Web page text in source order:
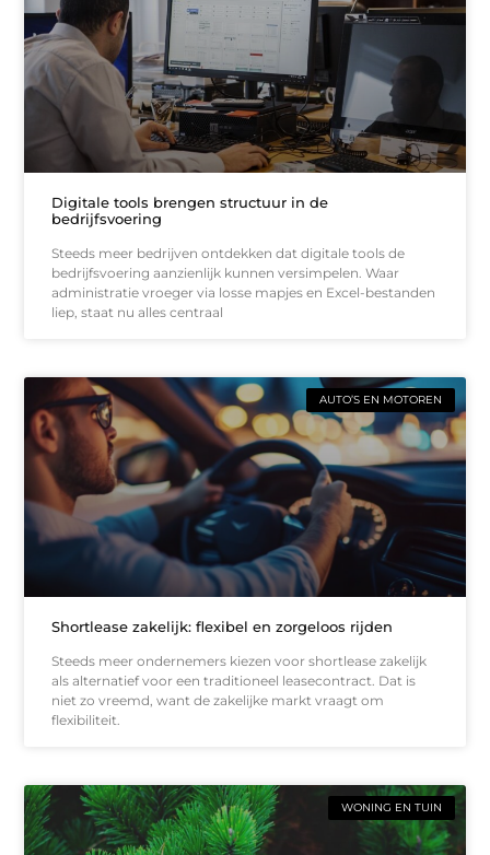
Digitale tools brengen structuur in de
bedrijfsvoering
Steeds meer bedrijven ontdekken dat digitale tools de
bedrijfsvoering aanzienlijk kunnen versimpelen. Waar
administratie vroeger via losse mapjes en Excel-bestanden
liep, staat nu alles centraal
AUTO’S EN MOTOREN
Shortlease zakelijk: flexibel en zorgeloos rijden
Steeds meer ondernemers kiezen voor shortlease zakelijk
als alternatief voor een traditioneel leasecontract. Dat is
niet zo vreemd, want de zakelijke markt vraagt om
flexibiliteit.
WONING EN TUIN